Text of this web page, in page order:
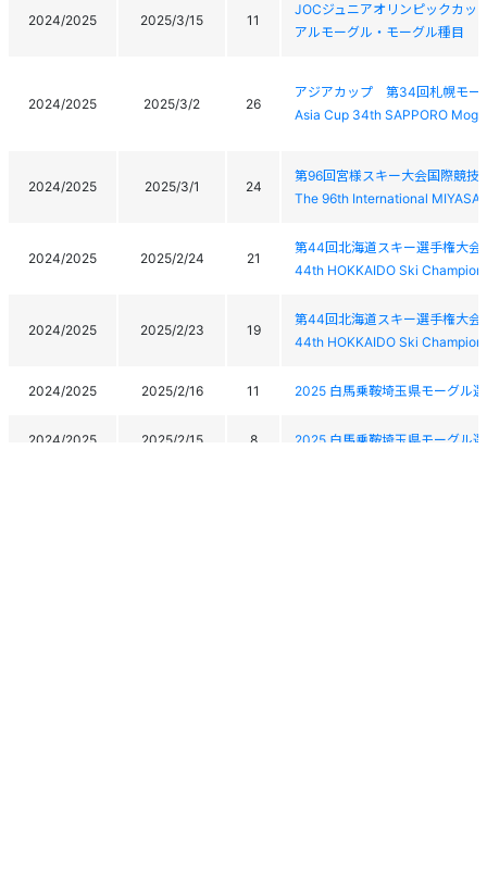
2024/2025 2025/3/15 11
JOCジュニアオリンピックカッ
アルモーグル・モーグル種目
2024/2025 2025/3/2 26
アジアカップ 第34回札幌モー
Asia Cup 34th SAPPORO
2024/2025 2025/3/1 24
第96回宮様スキー大会国際競技
The 96th International
2024/2025 2025/2/24 21
第44回北海道スキー選手権大
44th HOKKAIDO Ski
2024/2025 2025/2/23 19
第44回北海道スキー選手権大
44th HOKKAIDO Ski
2024/2025 2025/2/16 11 2025 白馬乗鞍埼玉県モーグル
2024/2025 2025/2/15 8 2025 白馬乗鞍埼玉県モーグル